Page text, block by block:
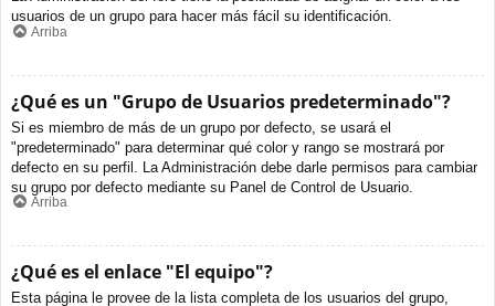
usuarios de un grupo para hacer más fácil su identificación.
Arriba
¿Qué es un "Grupo de Usuarios predeterminado"?
Si es miembro de más de un grupo por defecto, se usará el
"predeterminado" para determinar qué color y rango se mostrará por
defecto en su perfil. La Administración debe darle permisos para cambiar
su grupo por defecto mediante su Panel de Control de Usuario.
Arriba
¿Qué es el enlace "El equipo"?
Esta página le provee de la lista completa de los usuarios del grupo,